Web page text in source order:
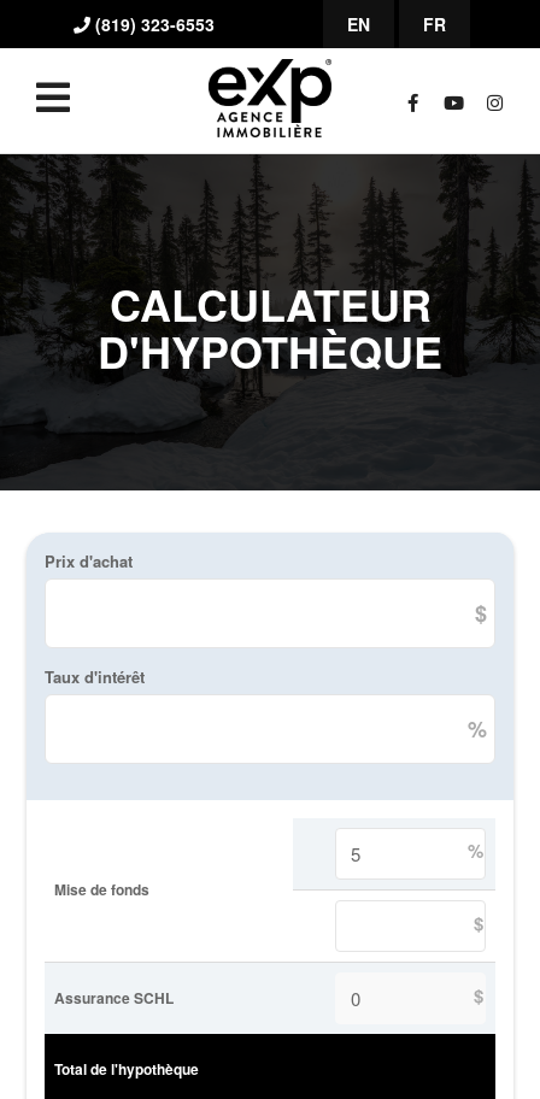
(819) 323-6553 EN FR
CALCULATEUR
D'HYPOTHÈQUE
Prix d'achat
$
Taux d'intérêt
%
Mise de fonds
%
$
Assurance SCHL $
Total de l'hypothèque